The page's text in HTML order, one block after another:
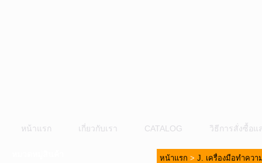
หน้าแรก เกี่ยวกับเรา CATALOG วิธีการสั่งซื้อแ
หน้าแรก > J. เครื่องมือทำควา